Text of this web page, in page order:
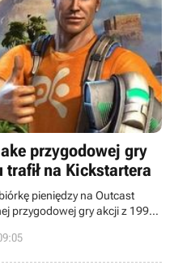
przygodowej gry
na Kickstartera
pieniędzy na Outcast
przygodowej gry akcji z 1999
prezentując ją przy
wersja powstaje